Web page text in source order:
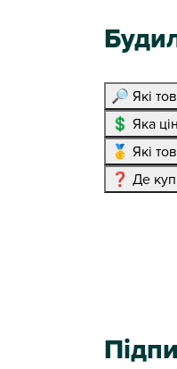
🔎 Які
💲 Яка
🥇 Які
❓ Де